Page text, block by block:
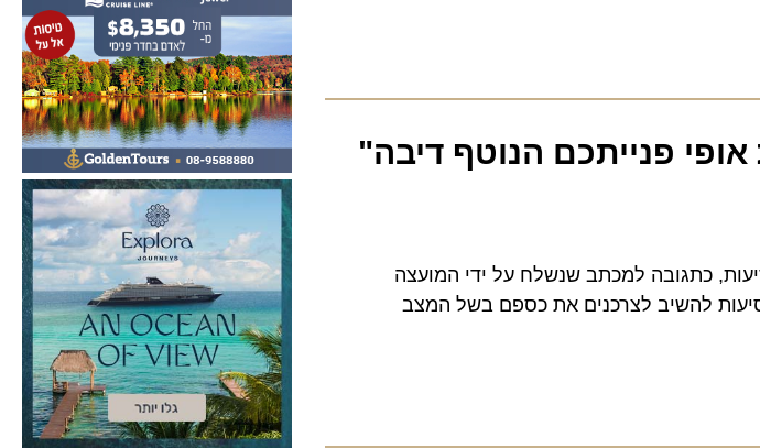
פנייתכם הנוטף דיבה"
כתגובה למכתב שנשלח על ידי המועצה
להשיב לצרכנים את כספם בשל המצב